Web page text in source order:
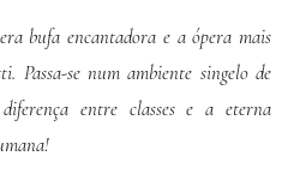
bufa encantadora e a ópera mais
Passa-se num ambiente singelo de
entre classes e a eterna